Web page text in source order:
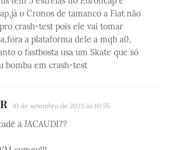
o Cronos de tamanco a Fiat não
crash-test pois ele vai tomar
a plataforma dele a mqb a0,
o fastbosta usa um Skate que só
bomba em crash-test
10 de setembro de 2023 às 10:55
a JACAUDI??